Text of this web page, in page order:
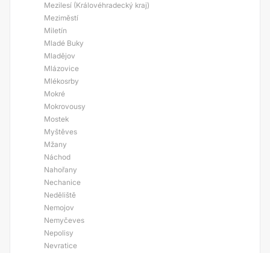
Mezilesí (Královéhradecký kraj)
Meziměstí
Miletín
Mladé Buky
Mladějov
Mlázovice
Mlékosrby
Mokré
Mokrovousy
Mostek
Myštěves
Mžany
Náchod
Nahořany
Nechanice
Neděliště
Nemojov
Nemyčeves
Nepolisy
Nevratice